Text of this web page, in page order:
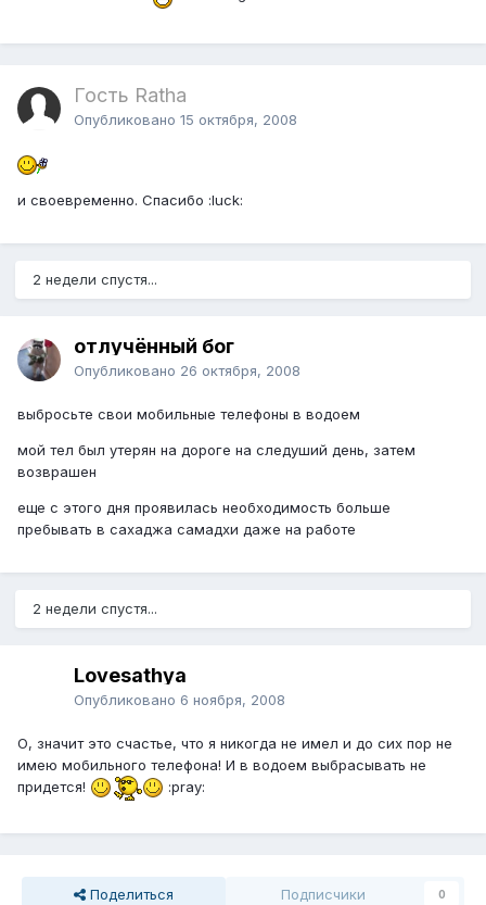
Гость Ratha
Опубликовано 15 октября, 2008
и своевременно. Спасибо :luck:
2 недели спустя...
отлучённый бог
Опубликовано 26 октября, 2008
выбросьте свои мобильные телефоны в водоем
мой тел был утерян на дороге на следуший день, затем
возврашен
еще с этого дня проявилась необходимость больше
пребывать в сахаджа самадхи даже на работе
2 недели спустя...
Lovesathya
Опубликовано 6 ноября, 2008
О, значит это счастье, что я никогда не имел и до сих пор не
имею мобильного телефона! И в водоем выбрасывать не
придется!
:pray:
Поделиться Подписчики 0